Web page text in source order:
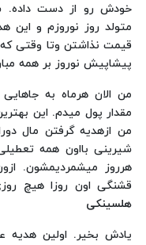
خودش رو از دست داده.
متولد روز نوروزم و
قیمت نذاشتن وتا وقتی
پیشاپیش نوروز بر همه
من الان هرماه به
مقدار پول میدم. این
من ازهدیه گرفتن مال
شیرینی بااون همه
هرروز میشمردیمشون.
قشنگی اون روزا هیچ
هلسینکی
یادش بخیر. اولین